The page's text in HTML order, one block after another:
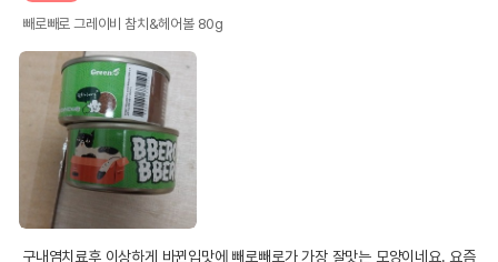
빼로빼로 그레이비 참치&헤어볼 80g
구내염치료후 이상하게 바뀐입맛에 빼로빼로가 가장 잘맛는 모양이네요. 요즘